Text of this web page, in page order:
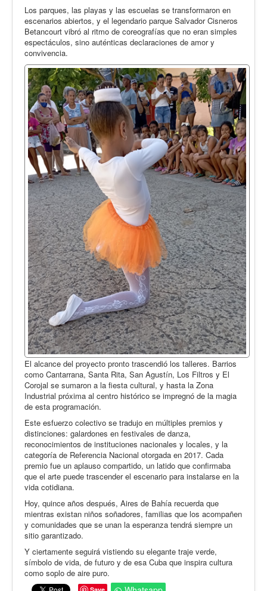
Los parques, las playas y las escuelas se transformaron en
escenarios abiertos, y el legendario parque Salvador Cisneros
Betancourt vibró al ritmo de coreografías que no eran simples
espectáculos, sino auténticas declaraciones de amor y
convivencia.
El alcance del proyecto pronto trascendió los talleres. Barrios
como Cantarrana, Santa Rita, San Agustín, Los Filtros y El
Corojal se sumaron a la fiesta cultural, y hasta la Zona
Industrial próxima al centro histórico se impregnó de la magia
de esta programación.
Este esfuerzo colectivo se tradujo en múltiples premios y
distinciones: galardones en festivales de danza,
reconocimientos de instituciones nacionales y locales, y la
categoría de Referencia Nacional otorgada en 2017. Cada
premio fue un aplauso compartido, un latido que confirmaba
que el arte puede trascender el escenario para instalarse en la
vida cotidiana.
Hoy, quince años después, Aires de Bahía recuerda que
mientras existan niños soñadores, familias que los acompañen
y comunidades que se unan la esperanza tendrá siempre un
sitio garantizado.
Y ciertamente seguirá vistiendo su elegante traje verde,
símbolo de vida, de futuro y de esa Cuba que inspira cultura
como soplo de aire puro.